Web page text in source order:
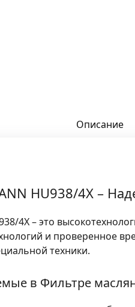
Описание
HU938/4X –
4X – это
и проверенное
техники.
в Фильтре